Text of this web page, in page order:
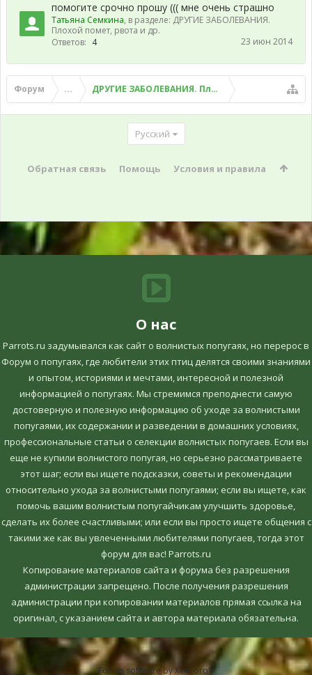
помогите срочно прошу ((( мне очень страшно
Татьяна Семкина, в разделе: ДРУГИЕ ЗАБОЛЕВАНИЯ.
Плохой помет, рвота и др.
Ответов: 4 23 июн 2014
Форум ... ДРУГИЕ ЗАБОЛЕВАНИЯ. Плохой помет, рвота и
Русский
Обратная связь Помощь Условия и правила
О нас
Parrots.ru задумывался как сайт о волнистых попугаях, но перерос в
Форум о попугаях, где любители этих птиц делятся своими знаниями
и опытом, историями и мечтами, интересной и полезной
информацией о попугаях. Мы стремимся преподнести самую
достоверную и полезную информацию об уходе за волнистыми
попугаями, их содержании и разведении в домашних условиях,
профессиональные статьи о селекции волнистых попугаев. Если вы
еще не купили волнистого попугая, но серьезно рассматриваете
этот шаг; если вы ищете подсказки, советы и рекомендации
относительно ухода за волнистыми попугаями; если вы ищете, как
помочь вашим волнистым попугайчикам улучшить здоровье,
сделать их более счастливыми; или если вы просто ищете общения с
такими же как вы увлеченными любителями попугаев, тогда этот
форум для вас! Parrots.ru
Копирование материалов сайта и форума без разрешения
администрации запрещено. После получения разрешения
администрации при копировании материалов прямая ссылка на
оригинал, c указанием сайта и автора материала обязательна.
Forum software by XenForo™